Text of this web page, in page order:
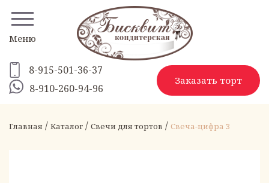
Меню
8-915-501-36-37
8-910-260-94-96
Заказать торт
Главная / Каталог / Свечи для тортов / Свеча-цифра 3